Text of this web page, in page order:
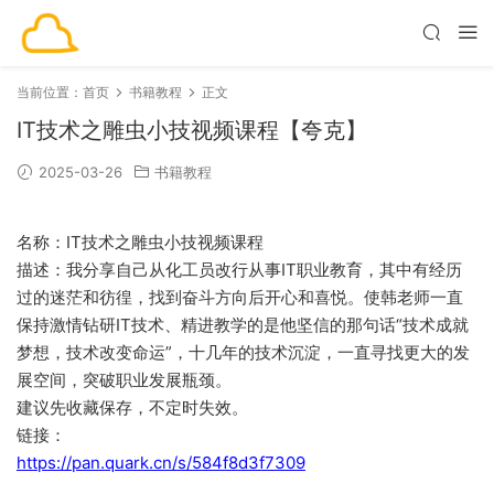
当前位置： 首页 书籍教程 正文
IT技术之雕虫小技视频课程【夸克】
2025-03-26 书籍教程
名称：IT技术之雕虫小技视频课程
描述：我分享自己从化工员改行从事IT职业教育，其中有经历
过的迷茫和彷徨，找到奋斗方向后开心和喜悦。使韩老师一直
保持激情钻研IT技术、精进教学的是他坚信的那句话“技术成就
梦想，技术改变命运”，十几年的技术沉淀，一直寻找更大的发
展空间，突破职业发展瓶颈。
建议先收藏保存，不定时失效。
链接：
https://pan.quark.cn/s/584f8d3f7309